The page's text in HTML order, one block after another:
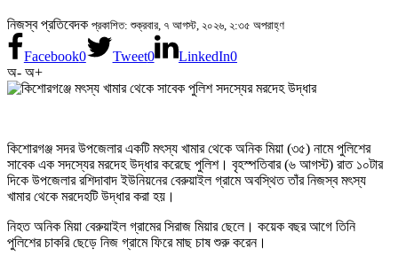
নিজস্ব প্রতিবেদক প্রকাশিত: শুক্রবার, ৭ আগস্ট, ২০২৬, ২:৩৫ অপরাহ্ণ
Facebook0 Tweet0 LinkedIn0
অ- অ+
কিশোরগঞ্জ সদর উপজেলার একটি মৎস্য খামার থেকে অনিক মিয়া (৩৫) নামে পুলিশের
সাবেক এক সদস্যের মরদেহ উদ্ধার করেছে পুলিশ। বৃহস্পতিবার (৬ আগস্ট) রাত ১০টার
দিকে উপজেলার রশিদাবাদ ইউনিয়নের বেরুয়াইল গ্রামে অবস্থিত তাঁর নিজস্ব মৎস্য
খামার থেকে মরদেহটি উদ্ধার করা হয়।
নিহত অনিক মিয়া বেরুয়াইল গ্রামের সিরাজ মিয়ার ছেলে। কয়েক বছর আগে তিনি
পুলিশের চাকরি ছেড়ে নিজ গ্রামে ফিরে মাছ চাষ শুরু করেন।